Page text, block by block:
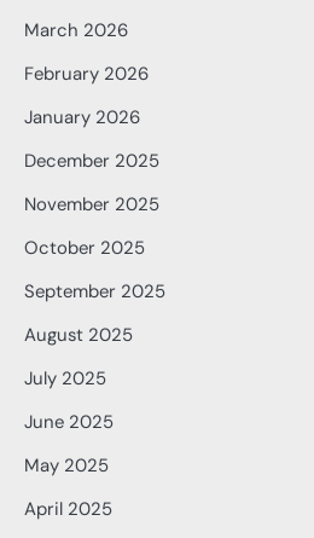
March 2026
February 2026
January 2026
December 2025
November 2025
October 2025
September 2025
August 2025
July 2025
June 2025
May 2025
April 2025